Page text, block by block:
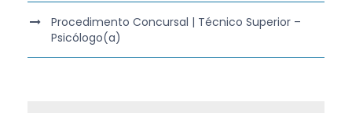
Procedimento Concursal | Técnico Superior –
Psicólogo(a)